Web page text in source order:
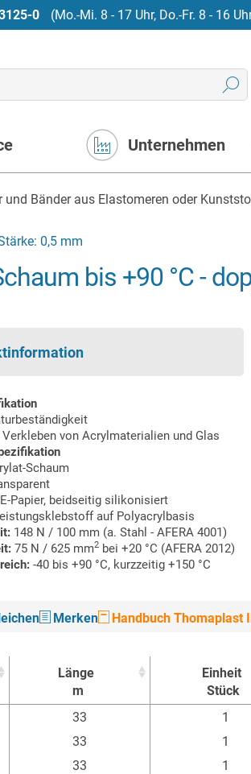
0 (Mo.-Mi. 8 - 17 Uhr, Do.-Fr. 8 - 16
Unternehmen
und Bänder aus Elastomeren oder
0,5 mm
bis +90 °C -
Verkleben von Acrylmaterialien und Glas
Schaum
Papier, beidseitig silikonisiert
auf Polyacrylbasis
148 N / 100 mm (a. Stahl - AFERA 4001)
75 N / 625 mm2 bei +20 °C (AFERA 2012)
-40 bis +90 °C, kurzzeitig +150 °C
Merken Handbuch Thomaplast
Länge
m
Einheit
Stück
Länge
Einheit
33 1
33 1
33 1